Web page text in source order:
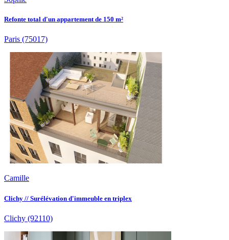
Refonte total d'un appartement de 150 m²
Paris (75017)
Camille
Clichy // Surélévation d'immeuble en triplex
Clichy (92110)